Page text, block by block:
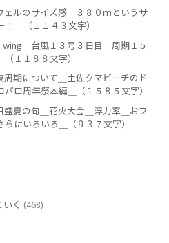
ェルのサイズ感＿３８０ｍというサ
＿（１１４３文字）
＿台風１３号３日目＿周期１５
１１８８文字）
周期について＿土佐クマビーチのド
ロ周年祭本編＿（１５８５文字）
盛夏の句＿花火大会＿浮力率＿おフ
にいろいろ＿（９３７文字）
く (468)